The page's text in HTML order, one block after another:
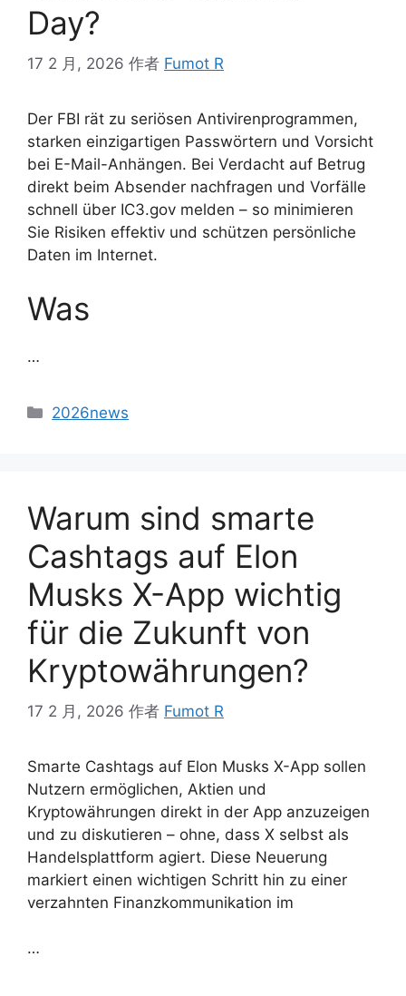
Day?
17 2 月, 2026 作者 Fumot R
Der FBI rät zu seriösen Antivirenprogrammen,
starken einzigartigen Passwörtern und Vorsicht
bei E-Mail-Anhängen. Bei Verdacht auf Betrug
direkt beim Absender nachfragen und Vorfälle
schnell über IC3.gov melden – so minimieren
Sie Risiken effektiv und schützen persönliche
Daten im Internet.
Was
…
2026news
Warum sind smarte
Cashtags auf Elon
Musks X-App wichtig
für die Zukunft von
Kryptowährungen?
17 2 月, 2026 作者 Fumot R
Smarte Cashtags auf Elon Musks X-App sollen
Nutzern ermöglichen, Aktien und
Kryptowährungen direkt in der App anzuzeigen
und zu diskutieren – ohne, dass X selbst als
Handelsplattform agiert. Diese Neuerung
markiert einen wichtigen Schritt hin zu einer
verzahnten Finanzkommunikation im
…